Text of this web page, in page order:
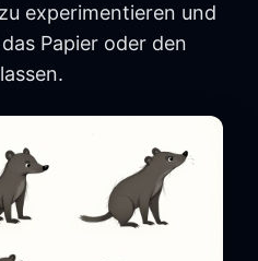
experimentieren und
Papier oder den